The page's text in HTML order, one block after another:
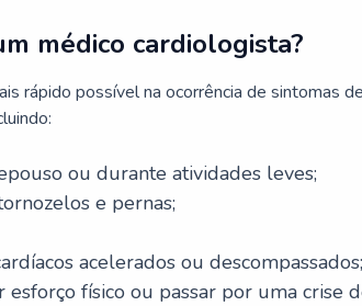
médico cardiologista?
rápido possível na ocorrência de sintomas de
ou durante atividades leves;
e pernas;
acelerados ou descompassados;
físico ou passar por uma crise